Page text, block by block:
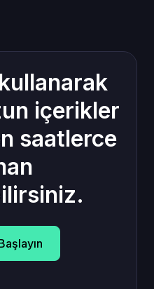
içerikler
saatlerce